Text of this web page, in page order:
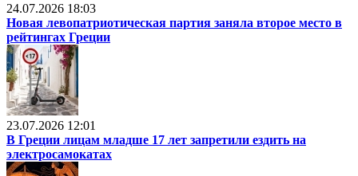
24.07.2026 18:03
Новая левопатриотическая партия заняла второе место в
рейтингах Греции
23.07.2026 12:01
В Греции лицам младше 17 лет запретили ездить на
электросамокатах